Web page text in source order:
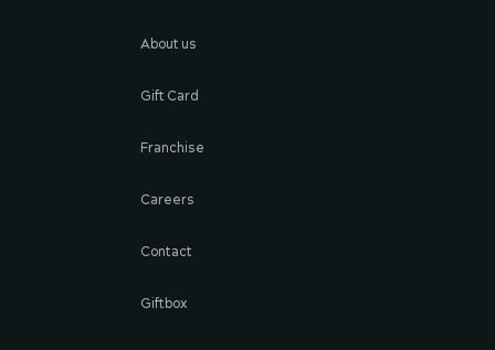
About us
Gift Card
Franchise
Careers
Contact
Giftbox